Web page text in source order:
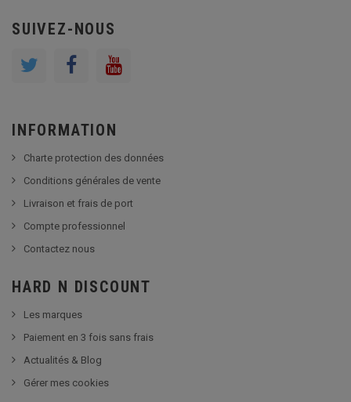
SUIVEZ-NOUS
INFORMATION
Charte protection des données
Conditions générales de vente
Livraison et frais de port
Compte professionnel
Contactez nous
HARD N DISCOUNT
Les marques
Paiement en 3 fois sans frais
Actualités & Blog
Gérer mes cookies